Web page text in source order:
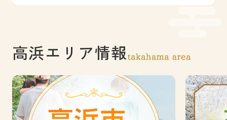
高浜エリア情報